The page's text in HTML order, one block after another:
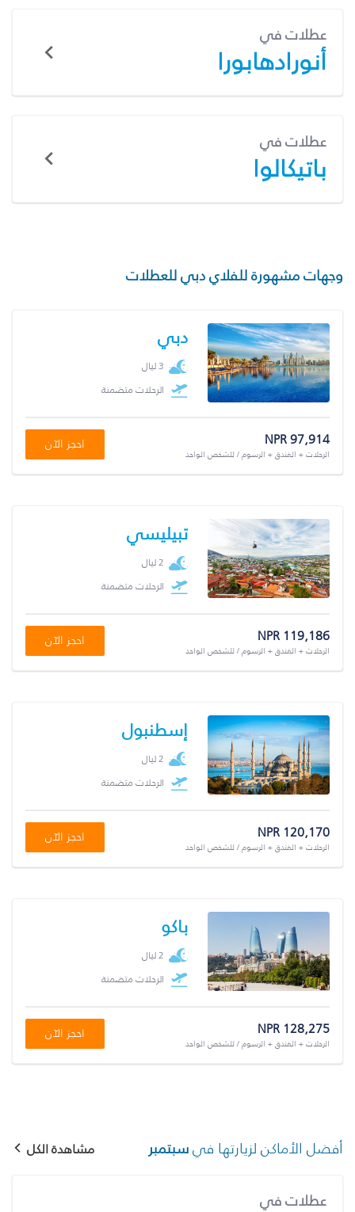
عطلات في
أنورادهابورا
عطلات في
باتيكالوا
وجهات مشهورة للفلاي دبي للعطلات
دبي
3 ليال
الرحلات متضمنة
NPR 97,914
الرحلات + الفندق + الرسوم / للشخص الواحد
احجز الآن
تبيليسي
2 ليال
الرحلات متضمنة
NPR 119,186
الرحلات + الفندق + الرسوم / للشخص الواحد
احجز الآن
إسطنبول
2 ليال
الرحلات متضمنة
NPR 120,170
الرحلات + الفندق + الرسوم / للشخص الواحد
احجز الآن
باكو
2 ليال
الرحلات متضمنة
NPR 128,275
الرحلات + الفندق + الرسوم / للشخص الواحد
احجز الآن
أفضل الأماكن لزيارتها فيسبتمبر مشاهدة الكل
عطلات في